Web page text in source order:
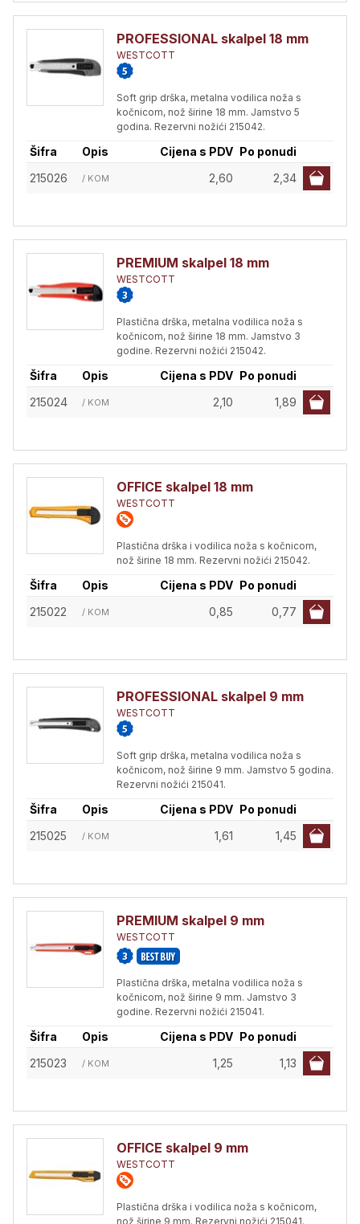
PROFESSIONAL skalpel 18 mm
WESTCOTT
Soft grip drška, metalna vodilica noža s
kočnicom, nož širine 18 mm. Jamstvo 5
godina. Rezervni nožići 215042.
Šifra Opis Cijena s PDV Po ponudi
215026
/ KOM 2,60 2,34
PREMIUM skalpel 18 mm
WESTCOTT
Plastična drška, metalna vodilica noža s
kočnicom, nož širine 18 mm. Jamstvo 3
godine. Rezervni nožići 215042.
Šifra Opis Cijena s PDV Po ponudi
215024
/ KOM 2,10 1,89
OFFICE skalpel 18 mm
WESTCOTT
Plastična drška i vodilica noža s kočnicom,
nož širine 18 mm. Rezervni nožići 215042.
Šifra Opis Cijena s PDV Po ponudi
215022
/ KOM 0,85 0,77
PROFESSIONAL skalpel 9 mm
WESTCOTT
Soft grip drška, metalna vodilica noža s
kočnicom, nož širine 9 mm. Jamstvo 5 godina.
Rezervni nožići 215041.
Šifra Opis Cijena s PDV Po ponudi
215025
/ KOM 1,61 1,45
PREMIUM skalpel 9 mm
WESTCOTT
Plastična drška, metalna vodilica noža s
kočnicom, nož širine 9 mm. Jamstvo 3
godine. Rezervni nožići 215041.
Šifra Opis Cijena s PDV Po ponudi
215023
/ KOM 1,25 1,13
OFFICE skalpel 9 mm
WESTCOTT
Plastična drška i vodilica noža s kočnicom,
nož širine 9 mm. Rezervni nožići 215041.